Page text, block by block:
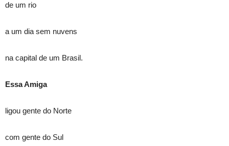
de um rio
a um dia sem nuvens
na capital de um Brasil.
Essa Amiga
ligou gente do Norte
com gente do Sul